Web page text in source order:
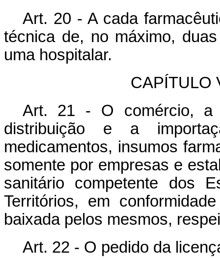
Art. 20 - A cada
técnica de, no máximo,
uma hospitalar.
CAPÍTULO
Art. 21 - O comércio, a
distribuição e a
medicamentos, insumos
somente por empresas e
sanitário competente dos
Territórios, em
baixada pelos mesmos,
Art. 22 - O pedido da